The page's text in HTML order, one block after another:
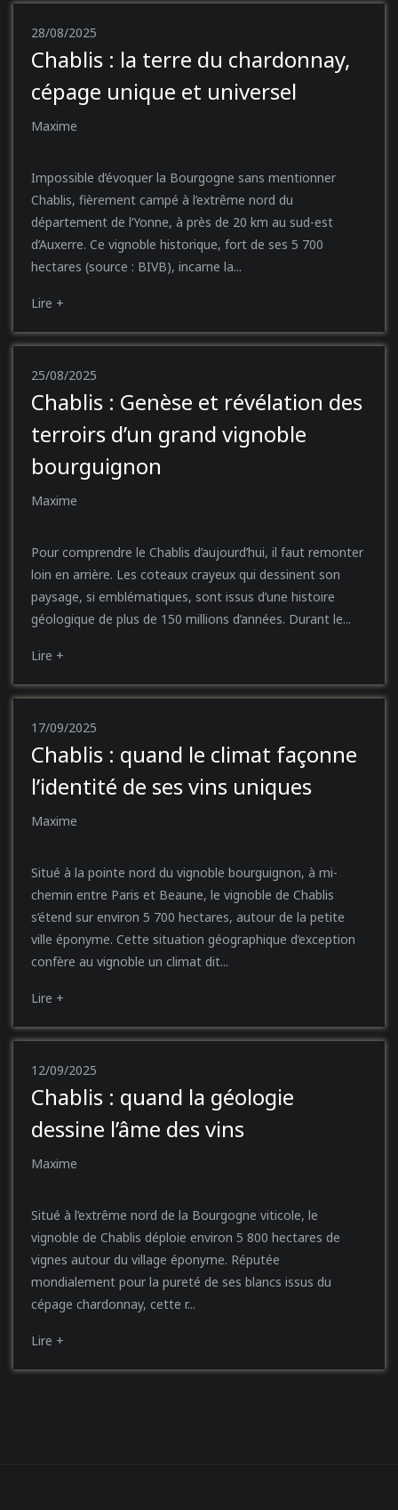
28/08/2025
Chablis : la terre du chardonnay,
cépage unique et universel
Maxime
Impossible d’évoquer la Bourgogne sans mentionner
Chablis, fièrement campé à l’extrême nord du
département de l’Yonne, à près de 20 km au sud-est
d’Auxerre. Ce vignoble historique, fort de ses 5 700
hectares (source : BIVB), incarne la...
Lire +
25/08/2025
Chablis : Genèse et révélation des
terroirs d’un grand vignoble
bourguignon
Maxime
Pour comprendre le Chablis d’aujourd’hui, il faut remonter
loin en arrière. Les coteaux crayeux qui dessinent son
paysage, si emblématiques, sont issus d’une histoire
géologique de plus de 150 millions d’années. Durant le...
Lire +
17/09/2025
Chablis : quand le climat façonne
l’identité de ses vins uniques
Maxime
Situé à la pointe nord du vignoble bourguignon, à mi-
chemin entre Paris et Beaune, le vignoble de Chablis
s’étend sur environ 5 700 hectares, autour de la petite
ville éponyme. Cette situation géographique d’exception
confère au vignoble un climat dit...
Lire +
12/09/2025
Chablis : quand la géologie
dessine l’âme des vins
Maxime
Situé à l’extrême nord de la Bourgogne viticole, le
vignoble de Chablis déploie environ 5 800 hectares de
vignes autour du village éponyme. Réputée
mondialement pour la pureté de ses blancs issus du
cépage chardonnay, cette r...
Lire +